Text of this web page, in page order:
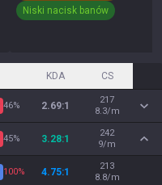
Niski nacisk banów
KDA CS
46% 2.69:1
217
8.3/m
45% 3.28:1
242
9/m
100% 4.75:1
213
8.8/m